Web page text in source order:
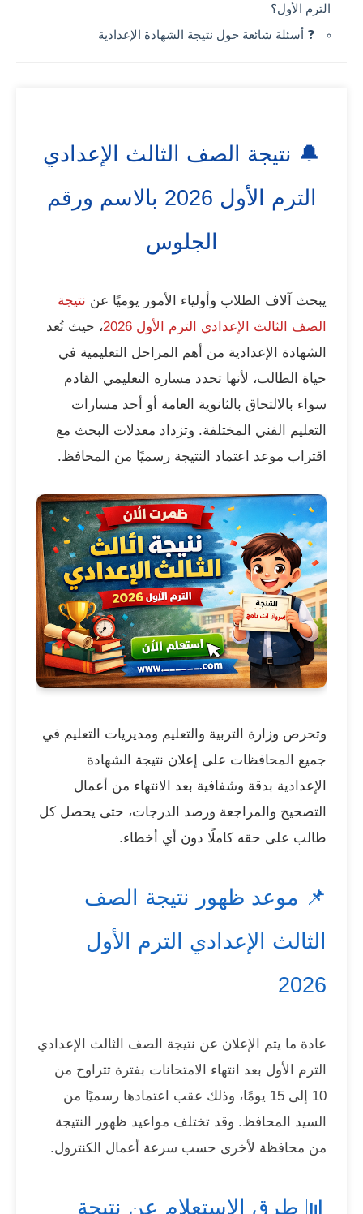
الترم الأول؟
❓ أسئلة شائعة حول نتيجة الشهادة الإعدادية
🔔 نتيجة الصف الثالث الإعدادي
الترم الأول 2026 بالاسم ورقم
الجلوس
يبحث آلاف الطلاب وأولياء الأمور يوميًا عن نتيجة
الصف الثالث الإعدادي الترم الأول 2026
، حيث تُعد
الشهادة الإعدادية من أهم المراحل التعليمية في
حياة الطالب، لأنها تحدد مساره التعليمي القادم
سواء بالالتحاق بالثانوية العامة أو أحد مسارات
التعليم الفني المختلفة. وتزداد معدلات البحث مع
اقتراب موعد اعتماد النتيجة رسميًا من المحافظ.
وتحرص وزارة التربية والتعليم ومديريات التعليم في
جميع المحافظات على إعلان نتيجة الشهادة
الإعدادية بدقة وشفافية بعد الانتهاء من أعمال
التصحيح والمراجعة ورصد الدرجات، حتى يحصل كل
طالب على حقه كاملًا دون أي أخطاء.
📌 موعد ظهور نتيجة الصف
الثالث الإعدادي الترم الأول
2026
عادة ما يتم الإعلان عن نتيجة الصف الثالث الإعدادي
الترم الأول بعد انتهاء الامتحانات بفترة تتراوح من
10 إلى 15 يومًا، وذلك عقب اعتمادها رسميًا من
السيد المحافظ. وقد تختلف مواعيد ظهور النتيجة
من محافظة لأخرى حسب سرعة أعمال الكنترول.
📊 طرق الاستعلام عن نتيجة